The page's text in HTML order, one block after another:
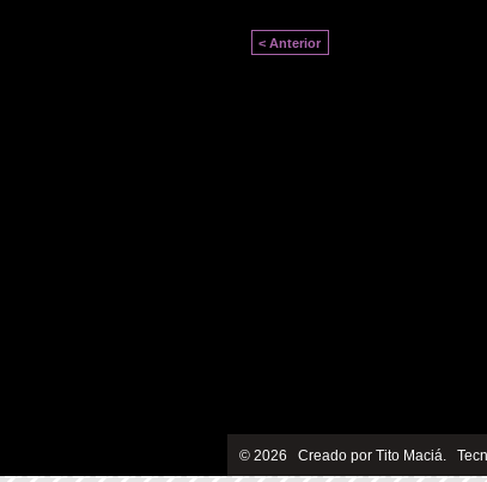
< Anterior
© 2026 Creado por Tito Maciá.